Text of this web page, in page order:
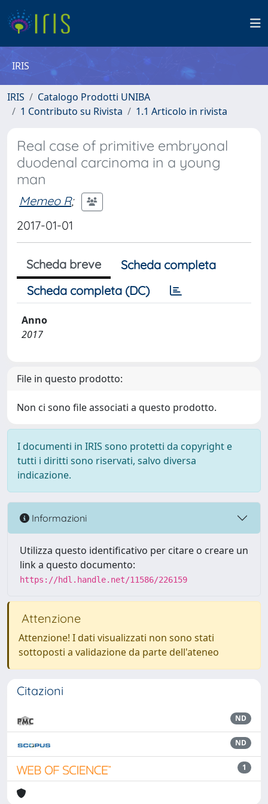
IRIS
IRIS
Catalogo Prodotti UNIBA
1 Contributo su Rivista
1.1 Articolo in rivista
Real case of primitive embryonal
duodenal carcinoma in a young
man
Memeo R;
2017-01-01
Scheda breve
Scheda completa
Scheda completa (DC)
Anno
2017
File in questo prodotto:
Non ci sono file associati a questo prodotto.
I documenti in IRIS sono protetti da copyright e
tutti i diritti sono riservati, salvo diversa
indicazione.
Informazioni
Utilizza questo identificativo per citare o creare un
link a questo documento:
https://hdl.handle.net/11586/226159
Attenzione
Attenzione! I dati visualizzati non sono stati
sottoposti a validazione da parte dell'ateneo
Citazioni
ND
ND
1